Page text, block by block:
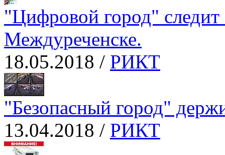
"Цифровой город" следит
Междуреченске.
18.05.2018 / РИКТ
"Безопасный город"
13.04.2018 / РИКТ